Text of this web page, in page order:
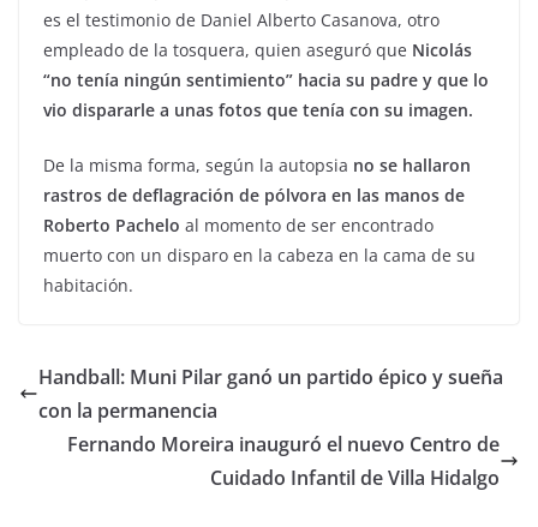
es el testimonio de Daniel Alberto Casanova, otro
empleado de la tosquera, quien aseguró que Nicolás
“no tenía ningún sentimiento” hacia su padre y que lo
vio dispararle a unas fotos que tenía con su imagen.
De la misma forma, según la autopsia no se hallaron
rastros de deflagración de pólvora en las manos de
Roberto Pachelo al momento de ser encontrado
muerto con un disparo en la cabeza en la cama de su
habitación.
Handball: Muni Pilar ganó un partido épico y sueña
con la permanencia
Fernando Moreira inauguró el nuevo Centro de
Cuidado Infantil de Villa Hidalgo